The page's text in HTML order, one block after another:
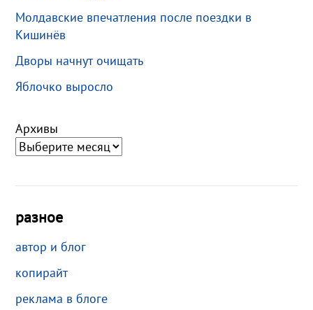
Молдавские впечатления после поездки в
Кишинёв
Дворы начнут очищать
Яблочко выросло
Архивы
разное
автор и блог
копирайт
реклама в блоге